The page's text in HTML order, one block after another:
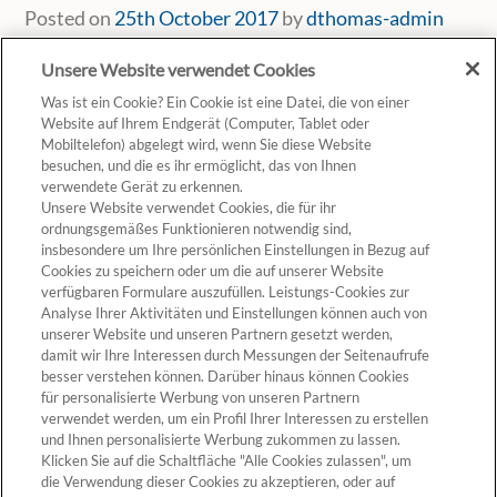
Posted on 25th October 2017bydthomas-admin
Cookie-Einstellungen
Unsere Website verwendet Cookies
Was ist ein Cookie? Ein Cookie ist eine Datei, die von einer
Website auf Ihrem Endgerät (Computer, Tablet oder
Mobiltelefon) abgelegt wird, wenn Sie diese Website
besuchen, und die es ihr ermöglicht, das von Ihnen
verwendete Gerät zu erkennen.
Unsere Website verwendet Cookies, die für ihr
ordnungsgemäßes Funktionieren notwendig sind,
insbesondere um Ihre persönlichen Einstellungen in Bezug auf
Cookies zu speichern oder um die auf unserer Website
verfügbaren Formulare auszufüllen. Leistungs-Cookies zur
Analyse Ihrer Aktivitäten und Einstellungen können auch von
unserer Website und unseren Partnern gesetzt werden,
damit wir Ihre Interessen durch Messungen der Seitenaufrufe
besser verstehen können. Darüber hinaus können Cookies
für personalisierte Werbung von unseren Partnern
verwendet werden, um ein Profil Ihrer Interessen zu erstellen
und Ihnen personalisierte Werbung zukommen zu lassen.
Klicken Sie auf die Schaltfläche "Alle Cookies zulassen", um
die Verwendung dieser Cookies zu akzeptieren, oder auf